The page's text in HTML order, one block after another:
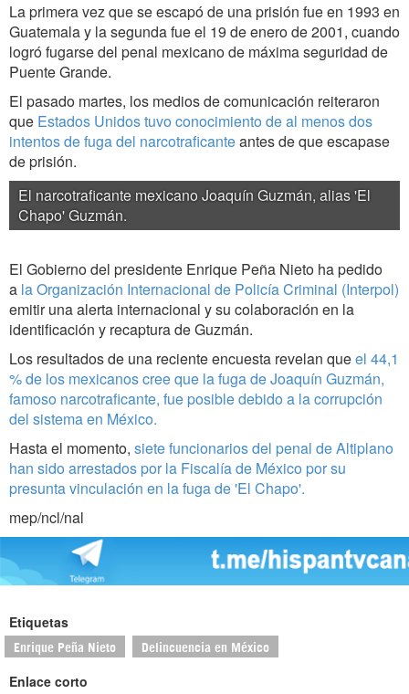
La primera vez que se escapó de una prisión fue en 1993 en
Guatemala y la segunda fue el 19 de enero de 2001, cuando
logró fugarse del penal mexicano de máxima seguridad de
Puente Grande.
El pasado martes, los medios de comunicación reiteraron
que Estados Unidos tuvo conocimiento de al menos dos
intentos de fuga del narcotraficanteantes de que escapase
de prisión.
El narcotraficante mexicano Joaquín Guzmán, alias 'El
Chapo' Guzmán.
El Gobierno del presidente Enrique Peña Nieto ha pedido
a la Organización Internacional de Policía Criminal (Interpol)
emitir una alerta internacional y su colaboración en la
identificación y recaptura de Guzmán.
Los resultados de una reciente encuesta revelan queel 44,1
% de los mexicanos cree que la fuga de Joaquín Guzmán,
famoso narcotraficante, fue posible debido a la corrupción
del sistema en México.
Hasta el momento, siete funcionarios del penal de Altiplano
han sido arrestados por la Fiscalía de México por su
presunta vinculación en la fuga de 'El Chapo'.
mep/ncl/nal
Etiquetas
Enrique Peña Nieto Delincuencia en México
Enlace corto